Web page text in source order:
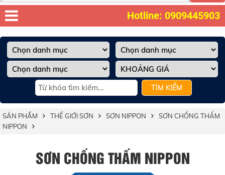
Hotline: 0909445903
TÌM KIẾM
SẢN PHẨM THẾ GIỚI SƠN SƠN NIPPON
SƠN CHỐNG THẤM
NIPPON
SƠN CHỐNG THẤM NIPPON